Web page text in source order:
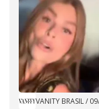
VANITY BRASIL/